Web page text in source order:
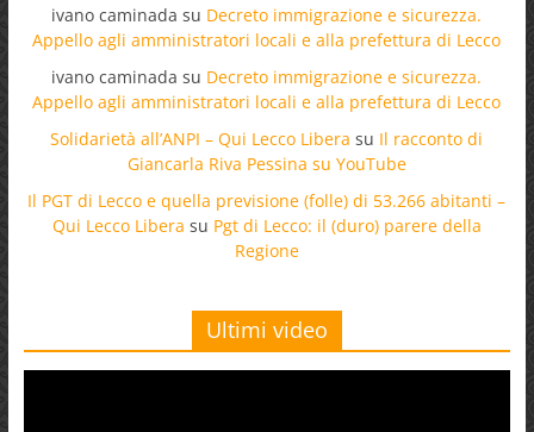
ivano caminada su Decreto immigrazione e sicurezza.
Appello agli amministratori locali e alla prefettura di Lecco
ivano caminada su Decreto immigrazione e sicurezza.
Appello agli amministratori locali e alla prefettura di Lecco
Solidarietà all’ANPI – Qui Lecco Libera su Il racconto di
Giancarla Riva Pessina su YouTube
Il PGT di Lecco e quella previsione (folle) di 53.266 abitanti –
Qui Lecco Libera su Pgt di Lecco: il (duro) parere della
Regione
Ultimi video